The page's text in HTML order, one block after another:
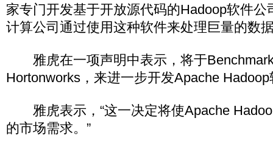
家专门开发基于开放源代码的Hadoop软件公
计算公司通过使用这种软件来处理巨量的数
雅虎在一项声明中表示，将于
Hortonworks，来进一步开发Apache
雅虎表示，“这一决定将使Apache
的市场需求。”